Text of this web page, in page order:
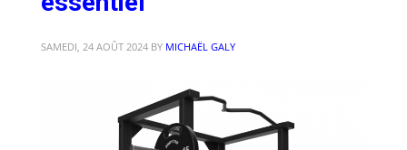
SAMEDI, 24 AOÛT 2024 BY MICHAËL GALY